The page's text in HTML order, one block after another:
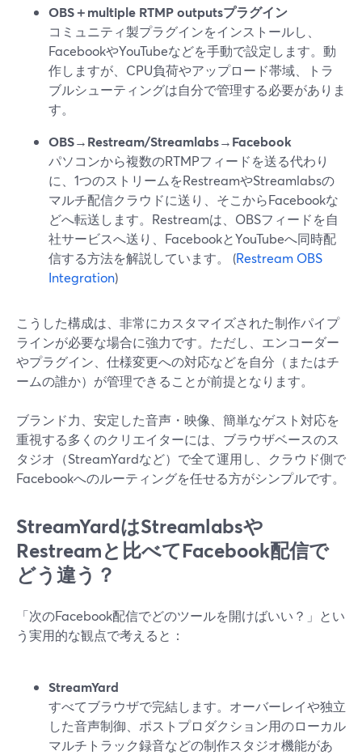
OBS＋multiple RTMP outputsプラグイン
コミュニティ製プラグインをインストールし、
FacebookやYouTubeなどを手動で設定します。動
作しますが、CPU負荷やアップロード帯域、トラ
ブルシューティングは自分で管理する必要がありま
す。
OBS→Restream/Streamlabs→Facebook
パソコンから複数のRTMPフィードを送る代わり
に、1つのストリームをRestreamやStreamlabsの
マルチ配信クラウドに送り、そこからFacebookな
どへ転送します。Restreamは、OBSフィードを自
社サービスへ送り、FacebookとYouTubeへ同時配
信する方法を解説しています。 (Restream OBS
Integration)
こうした構成は、非常にカスタマイズされた制作パイプ
ラインが必要な場合に強力です。ただし、エンコーダー
やプラグイン、仕様変更への対応などを自分（またはチ
ームの誰か）が管理できることが前提となります。
ブランド力、安定した音声・映像、簡単なゲスト対応を
重視する多くのクリエイターには、ブラウザベースのス
タジオ（StreamYardなど）で全て運用し、クラウド側で
Facebookへのルーティングを任せる方がシンプルです。
StreamYardはStreamlabsや
Restreamと比べてFacebook配信で
どう違う？
「次のFacebook配信でどのツールを開けばいい？」とい
う実用的な観点で考えると：
StreamYard
すべてブラウザで完結します。オーバーレイや独立
した音声制御、ポストプロダクション用のローカル
マルチトラック録音などの制作スタジオ機能があ